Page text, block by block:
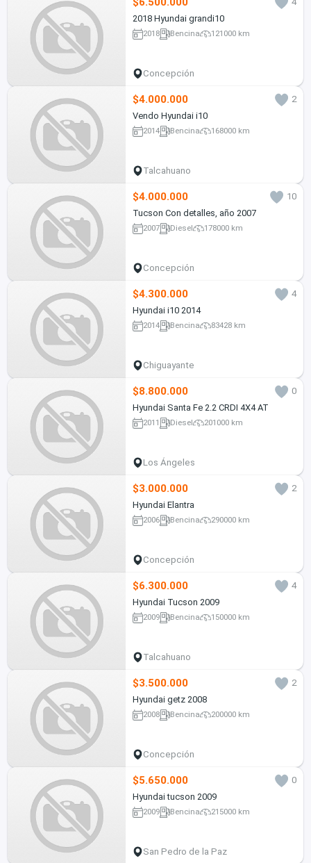
2018 Hyundai grandi10
2018 Bencina 121000 km
Concepción
$4.000.000
2
Vendo Hyundai i10
2014 Bencina 168000 km
Talcahuano
$4.000.000
10
Tucson Con detalles, año 2007
2007 Diesel 178000 km
Concepción
$4.300.000
4
Hyundai i10 2014
2014 Bencina 83428 km
Chiguayante
$8.800.000
0
Hyundai Santa Fe 2.2 CRDI 4X4 AT
2011 Diesel 201000 km
Los Ángeles
$3.000.000
2
Hyundai Elantra
2006 Bencina 290000 km
Concepción
$6.300.000
4
Hyundai Tucson 2009
2009 Bencina 150000 km
Talcahuano
$3.500.000
2
Hyundai getz 2008
2008 Bencina 200000 km
Concepción
$5.650.000
0
Hyundai tucson 2009
2009 Bencina 215000 km
San Pedro de la Paz